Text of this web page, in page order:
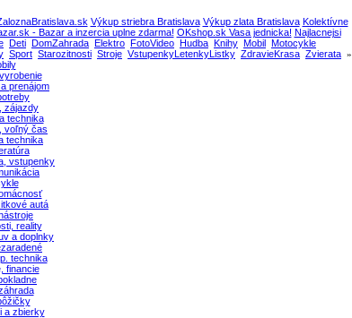
Výkup striebra Bratislava Výkup zlata Bratislava Kolektívne
- Bazar a inzercia uplne zdarma! OKshop.sk Vasa jednicka! Najlacnejsi
Deti DomZahrada Elektro FotoVideo Hudba Knihy Mobil Motocykle
Sport Starozitnosti Stroje VstupenkyLetenkyListky ZdravieKrasa Zvierata »
prenájom
zájazdy
technika
voľný čas
technika
vstupenky
autá
reality
a doplnky
technika
financie
a zbierky